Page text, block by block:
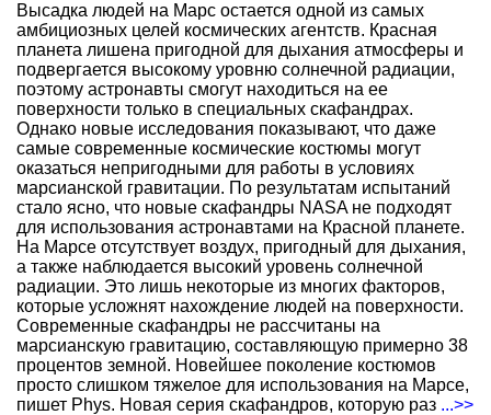
Высадка людей на Марс остается одной из самых
амбициозных целей космических агентств. Красная
планета лишена пригодной для дыхания атмосферы и
подвергается высокому уровню солнечной радиации,
поэтому астронавты смогут находиться на ее
поверхности только в специальных скафандрах.
Однако новые исследования показывают, что даже
самые современные космические костюмы могут
оказаться непригодными для работы в условиях
марсианской гравитации. По результатам испытаний
стало ясно, что новые скафандры NASA не подходят
для использования астронавтами на Красной планете.
На Марсе отсутствует воздух, пригодный для дыхания,
а также наблюдается высокий уровень солнечной
радиации. Это лишь некоторые из многих факторов,
которые усложнят нахождение людей на поверхности.
Современные скафандры не рассчитаны на
марсианскую гравитацию, составляющую примерно 38
процентов земной. Новейшее поколение костюмов
просто слишком тяжелое для использования на Марсе,
пишет Phys. Новая серия скафандров, которую раз ...>>